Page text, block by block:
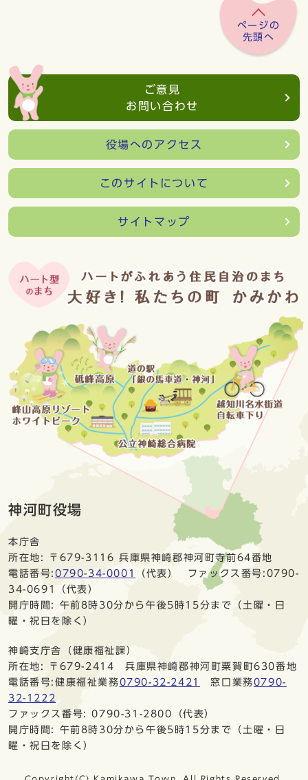
ページの
先頭へ
ご意見
お問い合わせ
役場へのアクセス
このサイトについて
サイトマップ
神河町役場
本庁舎
所在地: 〒679-3116 兵庫県神崎郡神河町寺前64番地
電話番号: 0790-34-0001
（代表） ファックス番号:0790-
34-0691（代表）
開庁時間: 午前8時30分から午後5時15分まで（土曜・日
曜・祝日を除く）
神崎支庁舎（健康福祉課）
所在地: 〒679-2414 兵庫県神崎郡神河町粟賀町630番地
電話番号:健康福祉業務0790-32-2421 窓口業務0790-
32-1222
ファックス番号: 0790-31-2800（代表）
開庁時間: 午前8時30分から午後5時15分まで（土曜・日
曜・祝日を除く）